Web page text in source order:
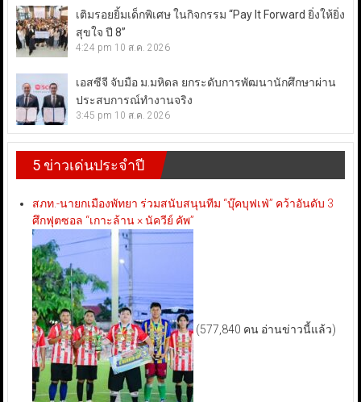
เติมรอยยิ้มเด็กพิเศษ ในกิจกรรม “Pay It Forward ยิ่งให้ยิ่ง
สุขใจ ปี 8”
4:24 pm 10 ส.ค. 2026
เอสซีจี จับมือ ม.มหิดล ยกระดับการพัฒนานักศึกษาผ่าน
ประสบการณ์ทำงานจริง
3:45 pm 10 ส.ค. 2026
5 ข่าวเด่นประจำปี
สภท.-นายกเมืองพัทยา ร่วมสนับสนุนทีม “บุ๊คบุฟเฟ่” คว้าอันดับ 3
ศึกฟุตซอล “เกาะล้าน × นัควีย์ คัพ”
(577,840 คน อ่านข่าวนี้แล้ว)